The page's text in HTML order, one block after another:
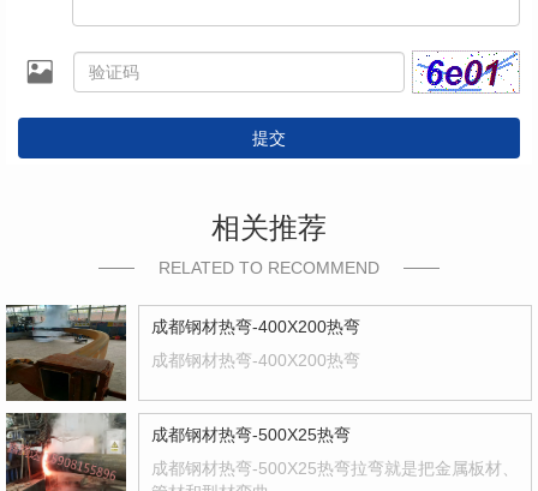
提交
相关推荐
RELATED TO RECOMMEND
成都钢材热弯-400X200热弯
成都钢材热弯-400X200热弯
成都钢材热弯-500X25热弯
成都钢材热弯-500X25热弯拉弯就是把金属板材、